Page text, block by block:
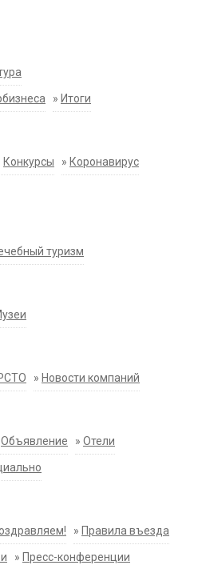
» Итоги
Конкурсы » Коронавирус
туризм
» Новости компаний
Объявление » Отели
» Правила въезда
» Пресс-конференции